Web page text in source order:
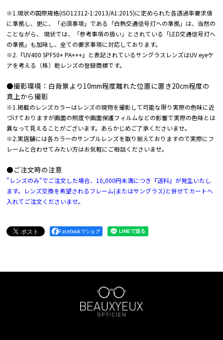
※1.現状の国際規格(ISO12312-1:2013/A1:2015)に定められた各透過率要求値
に準拠し、更に、「必須事項」である「白熱交通信号灯への準拠」は、当然の
ことながら、 現状では、「参考事項の扱い」とされている「LED交通信号灯へ
の準拠」も加味し、全ての要求事項に対応しております。
※2.『UV400 SPF50+ PA+++』と表記されているサングラスレンズはUV eyeケ
アを考える（株）乾レンズの登録商標です。
●撮影環境：白背景より10mm程度離れた位置に置き20cm程度の
真上から撮影
※1.掲載のレンズカラーはレンズの現物を撮影して可能な限り実際の色味に近
づけておりますが画面の照度や画面保護フィルムなどの影響で実際の色味とは
異なって見えることがございます。あらかじめご了承くださいませ。
※2.実店舗には各カラーのサンプルレンズを取り揃えておりますので実際にフ
レームと合わせてみたい方はお気軽にご相談くださいませ。
●ご注文時の注意
"レンズのみ"でご注文した場合、10,000円未満につき『送料』が発生いたし
ます。レンズ交換を希望されるフレーム(またはサングラス)と併せてカートへ
入れてご注文くださいませ。
Facebookでシェア